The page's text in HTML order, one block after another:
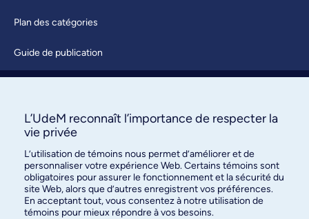
Plan des catégories
Guide de publication
À propos / Nous joindre
L’UdeM reconnaît l’importance de respecter la
vie privée
L’utilisation de témoins nous permet d’améliorer et de
personnaliser votre expérience Web. Certains témoins sont
obligatoires pour assurer le fonctionnement et la sécurité du
site Web, alors que d’autres enregistrent vos préférences.
En acceptant tout, vous consentez à notre utilisation de
témoins pour mieux répondre à vos besoins.